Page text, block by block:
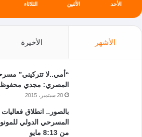
الأحد الأثنين الثلاثاء
الأشهر الأخيرة
“أمي..لا تتركيني”
المصري: مجدي محفوظ
20 سبتمبر، 2015
بالصور.. انطلاق
من 8:13 مايو